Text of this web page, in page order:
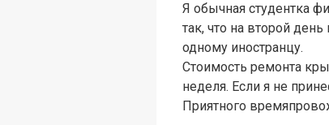
Я обычная студентка
так, что на второй
одному иностранцу.
Стоимость ремонта
неделя. Если я не
Приятного